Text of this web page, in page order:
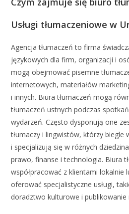
Usługi tłumaczeniowe w
Agencja tłumaczeń to firma
językowych dla firm, organizacji i
mogą obejmować pisemne
internetowych, materiałów
i innych. Biura tłumaczeń mogą
tłumaczeń ustnych podczas
wydarzeń. Często dysponują one
tłumaczy i lingwistów, którzy biegle
i specjalizują się w różnych
prawo, finanse i technologia. Biura
współpracować z klientami lokalnie
oferować specjalistyczne usługi,
doradztwo kulturowe i publikowanie